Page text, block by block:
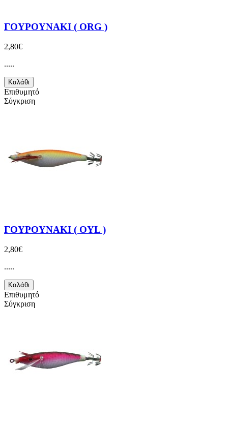
ΓΟΥΡΟΥΝΑΚΙ ( ORG )
2,80€
.....
Καλάθι
Επιθυμητό
Σύγκριση
ΓΟΥΡΟΥΝΑΚΙ ( OYL )
2,80€
.....
Καλάθι
Επιθυμητό
Σύγκριση